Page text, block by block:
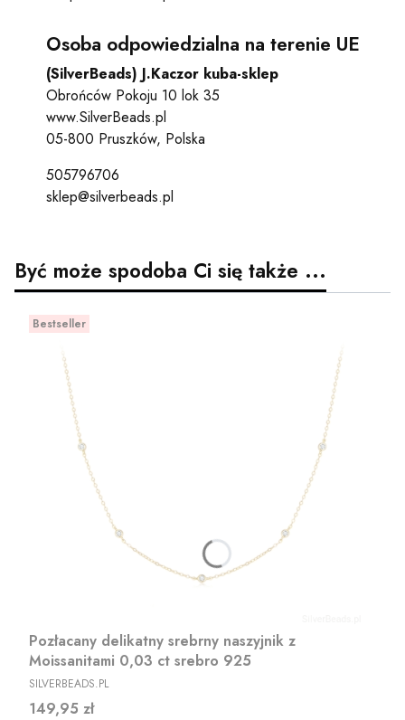
Osoba odpowiedzialna na terenie UE
(SilverBeads) J.Kaczor kuba-sklep
Obrońców Pokoju 10 lok 35
www.SilverBeads.pl
05-800 Pruszków, Polska
505796706
sklep@silverbeads.pl
Być może spodoba Ci się także ...
Bestseller
Pozłacany delikatny srebrny naszyjnik z
Moissanitami 0,03 ct srebro 925
PRODUCENT
SILVERBEADS.PL
Cena
149,95 zł